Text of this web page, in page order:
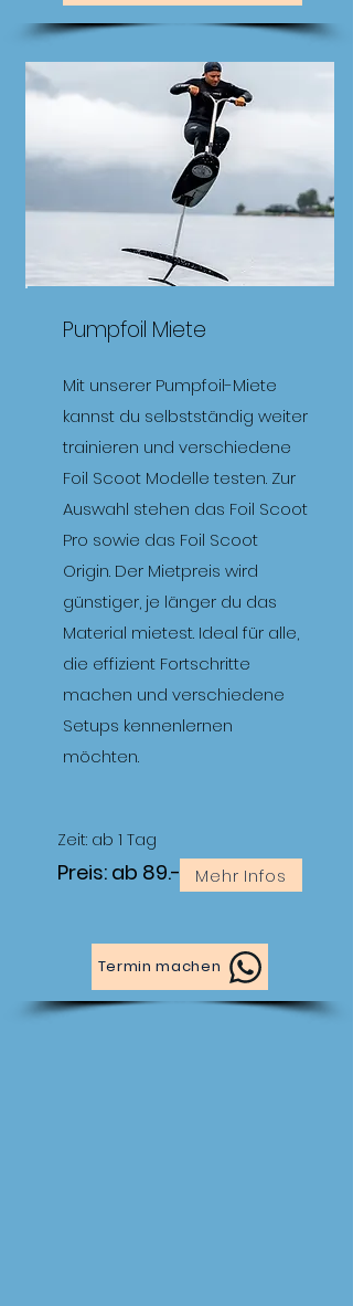
Pumpfoil Miete
Mit unserer Pumpfoil-Miete
kannst du selbstständig weiter
trainieren und verschiedene
Foil Scoot Modelle testen. Zur
Auswahl stehen das Foil Scoot
Pro sowie das Foil Scoot
Origin. Der Mietpreis wird
günstiger, je länger du das
Material mietest. Ideal für alle,
die effizient Fortschritte
machen und verschiedene
Setups kennenlernen
möchten.
Zeit: ab 1 Tag
Preis: ab 89.- Mehr Infos
Termin machen